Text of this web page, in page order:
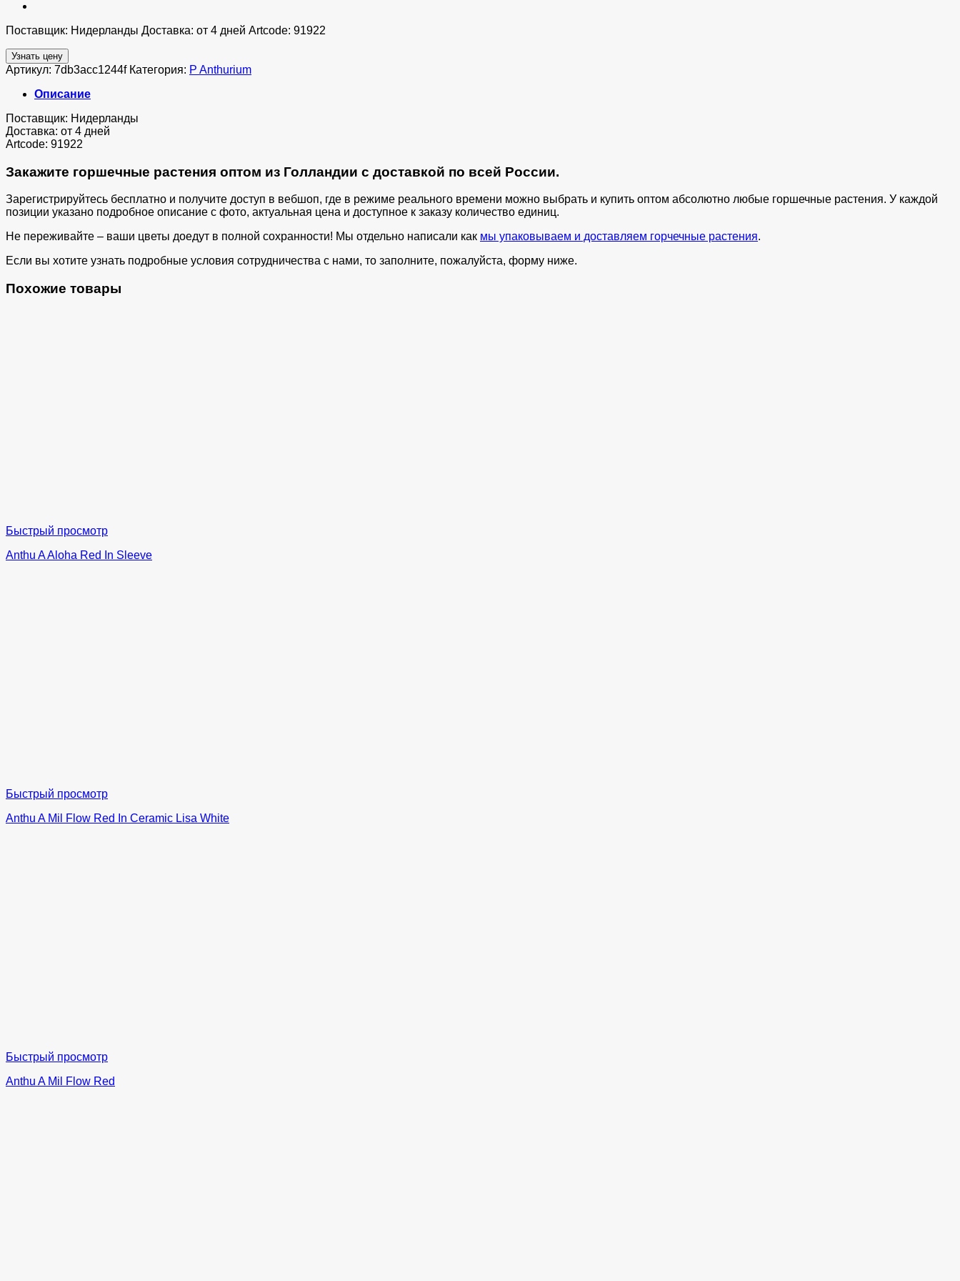
Поставщик: Нидерланды Доставка: от 4 дней Artcode: 91922
Узнать цену
Артикул: 7db3acc1244f Категория: P Anthurium
Описание
Поставщик: Нидерланды
Доставка: от 4 дней
Artcode: 91922
Закажите горшечные растения оптом из Голландии с доставкой по всей России.
Зарегистрируйтесь бесплатно и получите доступ в вебшоп, где в режиме реального времени можно выбрать и купить оптом абсолютно любые горшечные растения. У каждой
позиции указано подробное описание с фото, актуальная цена и доступное к заказу количество единиц.
Не переживайте – ваши цветы доедут в полной сохранности! Мы отдельно написали как мы упаковываем и доставляем горчечные растения.
Если вы хотите узнать подробные условия сотрудничества с нами, то заполните, пожалуйста, форму ниже.
Похожие товары
Быстрый просмотр
Anthu A Aloha Red In Sleeve
Быстрый просмотр
Anthu A Mil Flow Red In Ceramic Lisa White
Быстрый просмотр
Anthu A Mil Flow Red